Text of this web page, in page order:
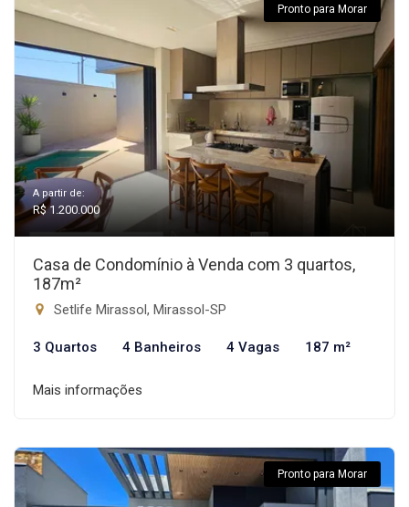
Pronto para Morar
A partir de:
R$ 1.200.000
Casa de Condomínio à Venda com 3 quartos,
187m²
Setlife Mirassol, Mirassol-SP
3 Quartos 4 Banheiros 4 Vagas 187 m²
Mais informações
Pronto para Morar